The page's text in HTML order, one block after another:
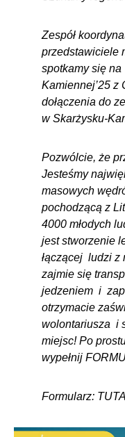
Zespół
przedstawiciele
spotkamy się na
Kamiennej’25 z
dołączenia do
w Skarżysku-
Pozwólcie, że
Jesteśmy
masowych
pochodzącą z
4000 młodych
jest stworzenie
łączącej ludzi z
zajmie się
jedzeniem i
otrzymacie
wolontariusza i
miejsc! Po
wypełnij
Formularz: